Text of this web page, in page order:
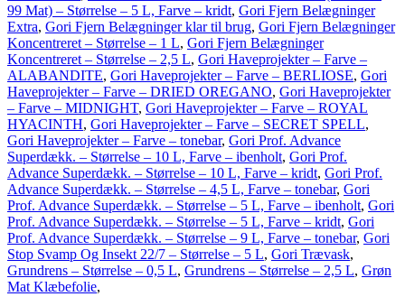
99 Mat) – Størrelse – 5 L, Farve – kridt, Gori Fjern Belægninger
Extra, Gori Fjern Belægninger klar til brug, Gori Fjern Belægninger
Koncentreret – Størrelse – 1 L, Gori Fjern Belægninger
Koncentreret – Størrelse – 2,5 L, Gori Haveprojekter – Farve –
ALABANDITE, Gori Haveprojekter – Farve – BERLIOSE, Gori
Haveprojekter – Farve – DRIED OREGANO, Gori Haveprojekter
– Farve – MIDNIGHT, Gori Haveprojekter – Farve – ROYAL
HYACINTH, Gori Haveprojekter – Farve – SECRET SPELL,
Gori Haveprojekter – Farve – tonebar, Gori Prof. Advance
Superdækk. – Størrelse – 10 L, Farve – ibenholt, Gori Prof.
Advance Superdækk. – Størrelse – 10 L, Farve – kridt, Gori Prof.
Advance Superdækk. – Størrelse – 4,5 L, Farve – tonebar, Gori
Prof. Advance Superdækk. – Størrelse – 5 L, Farve – ibenholt, Gori
Prof. Advance Superdækk. – Størrelse – 5 L, Farve – kridt, Gori
Prof. Advance Superdækk. – Størrelse – 9 L, Farve – tonebar, Gori
Stop Svamp Og Insekt 22/7 – Størrelse – 5 L, Gori Trævask,
Grundrens – Størrelse – 0,5 L, Grundrens – Størrelse – 2,5 L, Grøn
Mat Klæbefolie,